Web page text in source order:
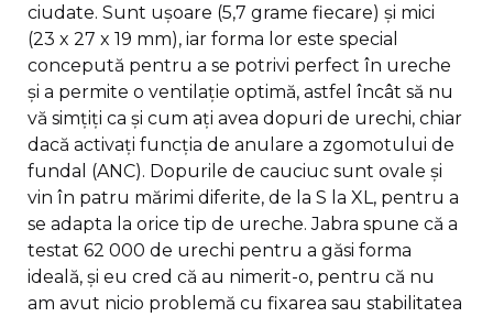
ciudate. Sunt ușoare (5,7 grame fiecare) și mici
(23 x 27 x 19 mm), iar forma lor este special
concepută pentru a se potrivi perfect în ureche
și a permite o ventilație optimă, astfel încât să nu
vă simțiți ca și cum ați avea dopuri de urechi, chiar
dacă activați funcția de anulare a zgomotului de
fundal (ANC). Dopurile de cauciuc sunt ovale și
vin în patru mărimi diferite, de la S la XL, pentru a
se adapta la orice tip de ureche. Jabra spune că a
testat 62 000 de urechi pentru a găsi forma
ideală, și eu cred că au nimerit-o, pentru că nu
am avut nicio problemă cu fixarea sau stabilitatea